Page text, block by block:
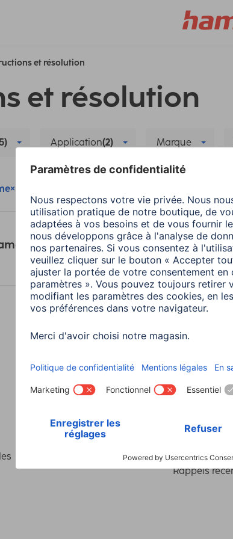
et résolution
et résolution
Application(2) Marque
intelligente
Choisissez un
Confidentialité et Securité Conditions de
Rappels